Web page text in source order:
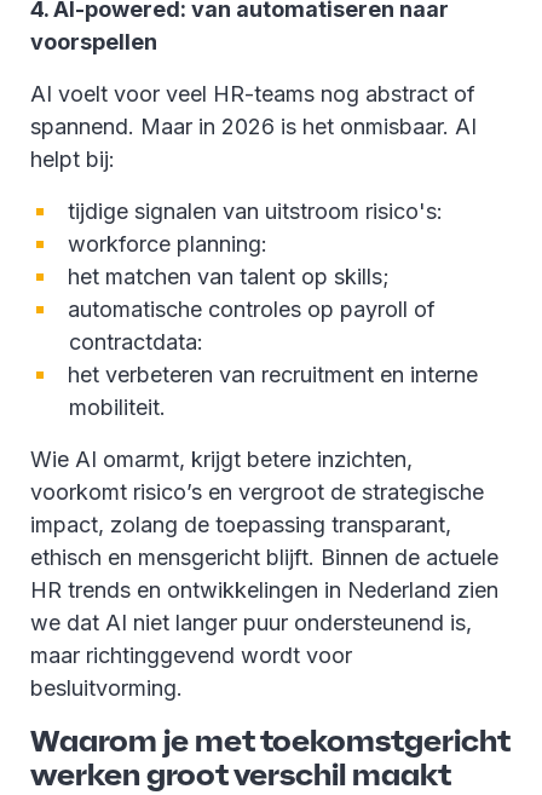
4. AI-powered: van automatiseren naar
voorspellen
AI voelt voor veel HR-teams nog abstract of
spannend. Maar in 2026 is het onmisbaar. AI
helpt bij:
tijdige signalen van uitstroom risico's:
workforce planning:
het matchen van talent op skills;
automatische controles op payroll of
contractdata:
het verbeteren van recruitment en interne
mobiliteit.
Wie AI omarmt, krijgt betere inzichten,
voorkomt risico’s en vergroot de strategische
impact, zolang de toepassing transparant,
ethisch en mensgericht blijft. Binnen de actuele
HR trends en ontwikkelingen in Nederland zien
we dat AI niet langer puur ondersteunend is,
maar richtinggevend wordt voor
besluitvorming.
Waarom je met toekomstgericht
werken groot verschil maakt